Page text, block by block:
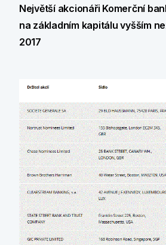
Největší akcionáři Komerční
na základním kapitálu vyšším
2017